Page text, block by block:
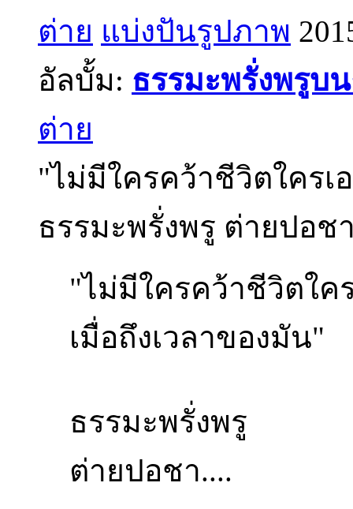
ต่าย แบ่งปันรูปภาพ
อัลบั้ม: ธรรมะพรั่งพรูบ
ต่าย
"ไม่มีใครคว้าชีวิตใครเ
ธรรมะพรั่งพรู ต่ายปอช
"ไม่มีใครคว้าชีวิตใค
เมื่อถึงเวลาของมัน"
ธรรมะพรั่งพรู
ต่ายปอชา....